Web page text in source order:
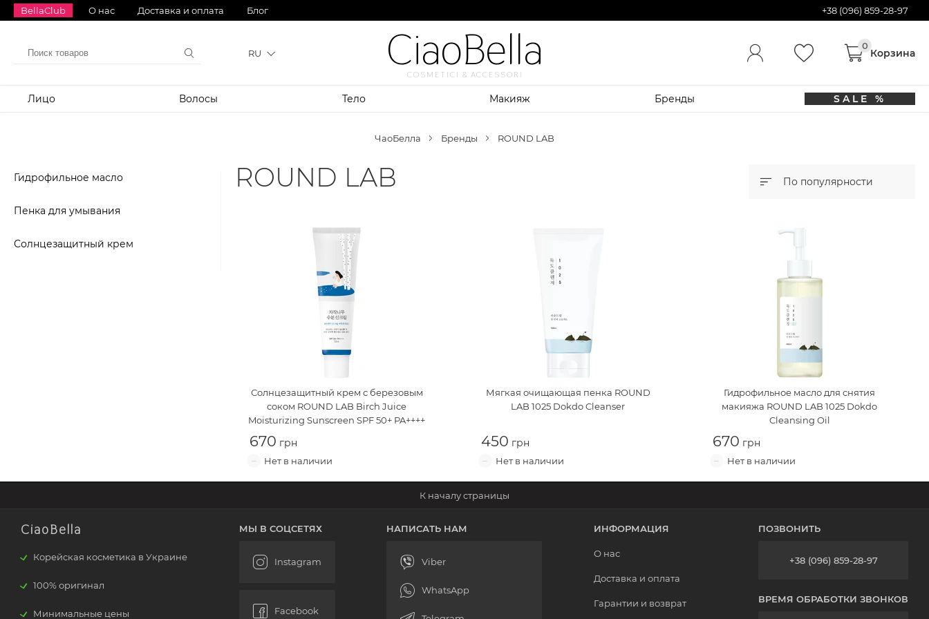
BellaClub О нас Доставка и оплата Блог +38 (096) 859-28-97
RU CiaoBella
COSMETICI & ACCESSORI
Лицо Волосы Тело Макияж Бренды SALE %
ЧаоБелла Бренды ROUND LAB
Гидрофильное масло
Пенка для умывания
Солнцезащитный крем
ROUND LAB По популярности
Солнцезащитный крем с березовым
соком ROUND LAB Birch Juice
Moisturizing Sunscreen SPF 50+ PA++++
670
Мягкая очищающая пенка ROUND
LAB 1025 Dokdo Cleanser
450
Гидрофильное масло для снятия
макияжа ROUND LAB 1025 Dokdo
Cleansing Oil
670
CiaoBella
Корейская косметика в Украине
100% оригинал
Минимальные цены
МЫ В СОЦСЕТЯХ НАПИСАТЬ НАМ ИНФОРМАЦИЯ
О нас
Доставка и оплата
Гарантии и возврат
ПОЗВОНИТЬ
+38 (096) 859-28-97
ВРЕМЯ ОБРАБОТКИ ЗВОНКОВ